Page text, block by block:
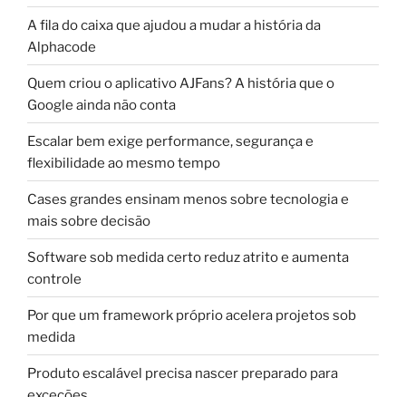
A fila do caixa que ajudou a mudar a história da
Alphacode
Quem criou o aplicativo AJFans? A história que o
Google ainda não conta
Escalar bem exige performance, segurança e
flexibilidade ao mesmo tempo
Cases grandes ensinam menos sobre tecnologia e
mais sobre decisão
Software sob medida certo reduz atrito e aumenta
controle
Por que um framework próprio acelera projetos sob
medida
Produto escalável precisa nascer preparado para